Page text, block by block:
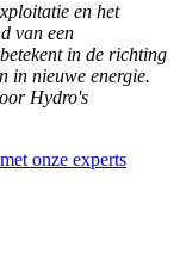
en het
van een
in de richting
in nieuwe energie.
Hydro's
onze experts